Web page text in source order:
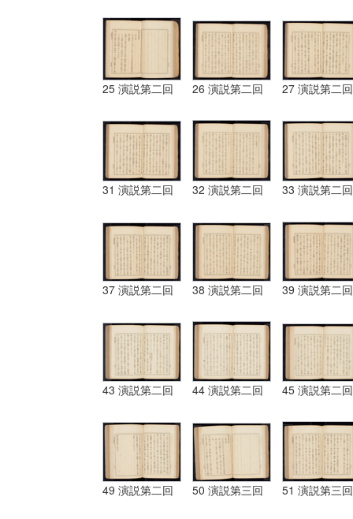
25 演説第二回 26 演説第二回 27 演説第二回
31 演説第二回 32 演説第二回 33 演説第二回
37 演説第二回 38 演説第二回 39 演説第二回
43 演説第二回 44 演説第二回 45 演説第二回
49 演説第二回 50 演説第三回 51 演説第三回